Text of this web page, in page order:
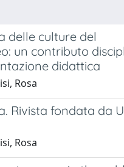
delle culture del
un contributo
didattica
Rosa
Rivista fondata da
Rosa